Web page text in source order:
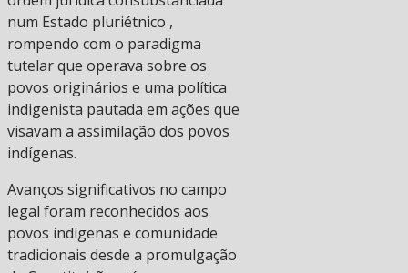
num Estado pluriétnico ,
rompendo com o paradigma
tutelar que operava sobre os
povos originários e uma política
indigenista pautada em ações que
visavam a assimilação dos povos
indígenas.
Avanços significativos no campo
legal foram reconhecidos aos
povos indígenas e comunidade
tradicionais desde a promulgação